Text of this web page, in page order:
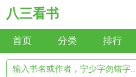
八三看书
首页 分类 排行